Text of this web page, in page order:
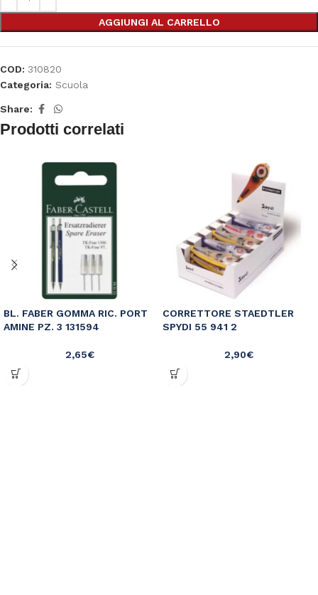
AGGIUNGI AL CARRELLO
COD: 310820
Categoria: Scuola
Share:
Prodotti correlati
BL. FABER GOMMA RIC. PORT
AMINE PZ. 3 131594
2,65€
CORRETTORE STAEDTLER
SPYDI 55 941 2
2,90€